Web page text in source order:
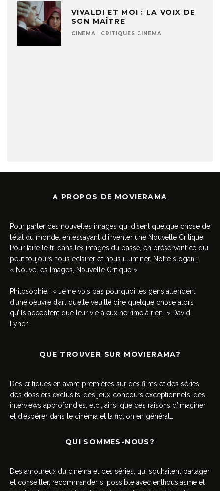
VIVALDI ET MOI : LA VOIX DE
SON MAÎTRE
CINEMA CRITIQUES CINEMA
A PROPOS DE MOVIERAMA
Pour parler des nouvelles images qui disent quelque chose de
l’état du monde, en essayant d’inventer une Nouvelle Critique.
Pour faire le tri dans les images du passé, en préservant ce qui
peut toujours nous éclairer et nous illuminer. Notre slogan :
« Nouvelles Images, Nouvelle Critique »
Philosophie : « Je ne vois pas pourquoi les gens attendent
d’une oeuvre d’art qu’elle veuille dire quelque chose alors
qu’ils acceptent que leur vie à eux ne rime à rien » David
Lynch
QUE TROUVER SUR MOVIERAMA?
Des critiques en avant-premières sur des films et des séries,
des dossiers exclusifs, des jeux-concours exceptionnels, des
interviews approfondies, etc., ainsi que des raisons d’imaginer
et d’espérer dans le cinéma et la fiction en général…
QUI SOMMES-NOUS?
Des amoureux du cinéma et des séries, qui souhaitent partager
et conseiller, recommander si possible avec enthousiasme et